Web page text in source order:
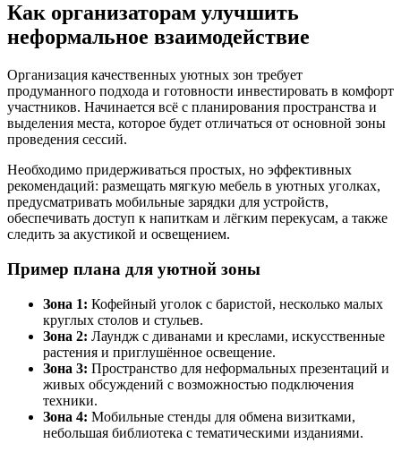
Как организаторам улучшить
неформальное взаимодействие
Организация качественных уютных зон требует
продуманного подхода и готовности инвестировать в комфорт
участников. Начинается всё с планирования пространства и
выделения места, которое будет отличаться от основной зоны
проведения сессий.
Необходимо придерживаться простых, но эффективных
рекомендаций: размещать мягкую мебель в уютных уголках,
предусматривать мобильные зарядки для устройств,
обеспечивать доступ к напиткам и лёгким перекусам, а также
следить за акустикой и освещением.
Пример плана для уютной зоны
Зона 1: Кофейный уголок с баристой, несколько малых
круглых столов и стульев.
Зона 2: Лаундж с диванами и креслами, искусственные
растения и приглушённое освещение.
Зона 3: Пространство для неформальных презентаций и
живых обсуждений с возможностью подключения
техники.
Зона 4: Мобильные стенды для обмена визитками,
небольшая библиотека с тематическими изданиями.